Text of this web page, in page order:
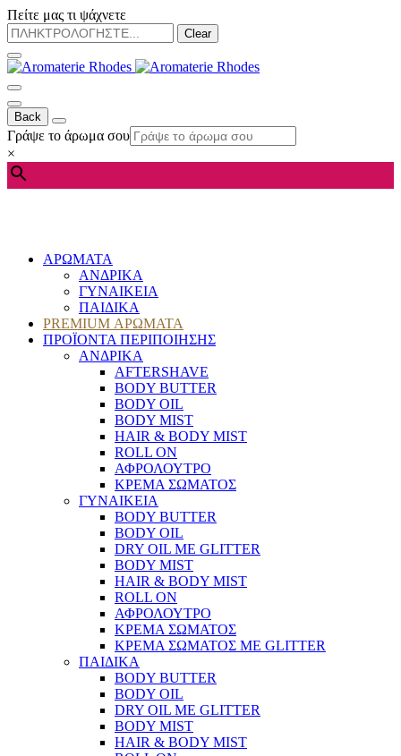
Πείτε μας τι ψάχνετε
Clear
Back
Γράψε το άρωμα σου
×
ΑΡΩΜΑΤΑ
ΑΝΔΡΙΚΑ
ΓΥΝΑΙΚΕΙΑ
ΠΑΙΔΙΚΑ
PREMIUM ΑΡΩΜΑΤΑ
ΠΡΟΪΟΝΤΑ ΠΕΡΙΠΟΙΗΣΗΣ
ΑΝΔΡΙΚΑ
AFTERSHAVE
BODY BUTTER
BODY OIL
BODY MIST
HAIR & BODY MIST
ROLL ON
ΑΦΡΟΛΟΥΤΡΟ
ΚΡΕΜΑ ΣΩΜΑΤΟΣ
ΓΥΝΑΙΚΕΙΑ
BODY BUTTER
BODY OIL
DRY OIL ΜΕ GLITTER
BODY MIST
HAIR & BODY MIST
ROLL ON
ΑΦΡΟΛΟΥΤΡΟ
ΚΡΕΜΑ ΣΩΜΑΤΟΣ
ΚΡΕΜΑ ΣΩΜΑΤΟΣ ΜΕ GLITTER
ΠΑΙΔΙΚΑ
BODY BUTTER
BODY OIL
DRY OIL ΜΕ GLITTER
BODY MIST
HAIR & BODY MIST